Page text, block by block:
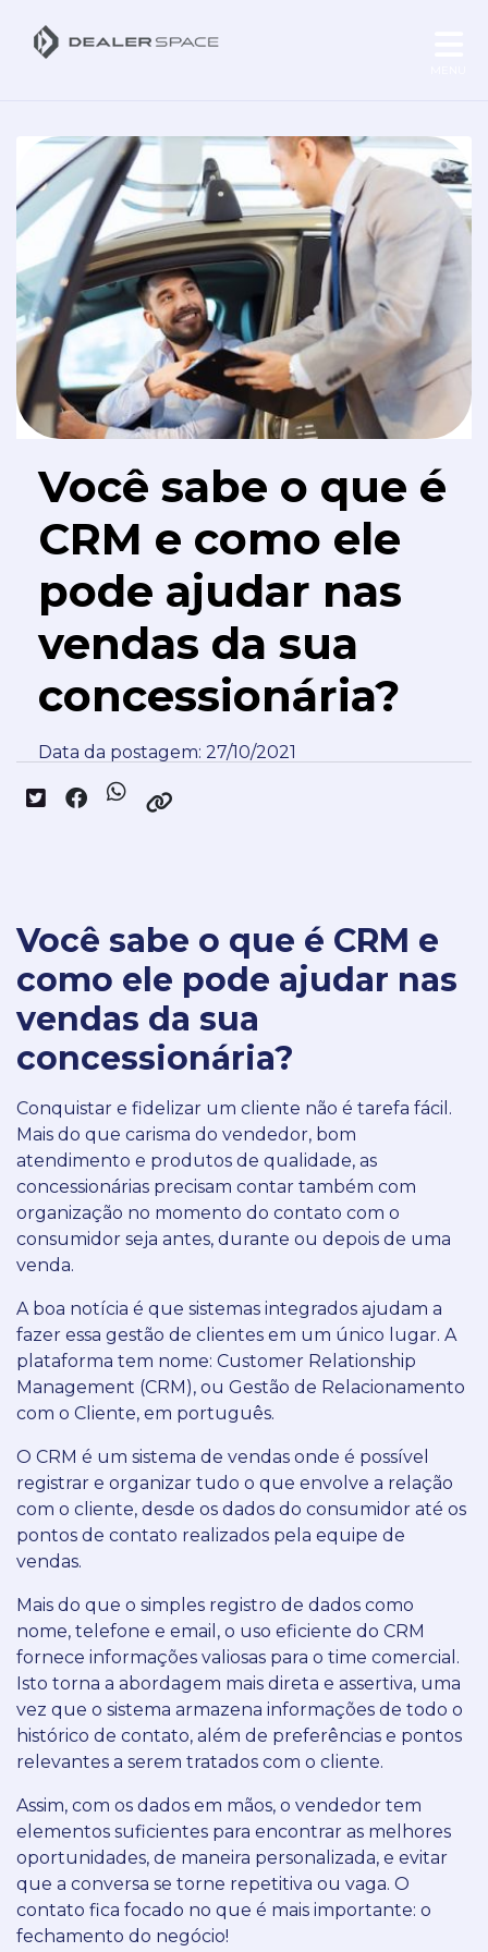
Você sabe o que é
CRM e como ele
pode ajudar nas
vendas da sua
concessionária?
Data da postagem: 27/10/2021
Você sabe o que é CRM e
como ele pode ajudar nas
vendas da sua
concessionária?
Conquistar e fidelizar um cliente não é tarefa fácil.
Mais do que carisma do vendedor, bom
atendimento e produtos de qualidade, as
concessionárias precisam contar também com
organização no momento do contato com o
consumidor seja antes, durante ou depois de uma
venda.
A boa notícia é que sistemas integrados ajudam a
fazer essa gestão de clientes em um único lugar. A
plataforma tem nome: Customer Relationship
Management (CRM), ou Gestão de Relacionamento
com o Cliente, em português.
O CRM é um sistema de vendas onde é possível
registrar e organizar tudo o que envolve a relação
com o cliente, desde os dados do consumidor até os
pontos de contato realizados pela equipe de
vendas.
Mais do que o simples registro de dados como
nome, telefone e email, o uso eficiente do CRM
fornece informações valiosas para o time comercial.
Isto torna a abordagem mais direta e assertiva, uma
vez que o sistema armazena informações de todo o
histórico de contato, além de preferências e pontos
relevantes a serem tratados com o cliente.
Assim, com os dados em mãos, o vendedor tem
elementos suficientes para encontrar as melhores
oportunidades, de maneira personalizada, e evitar
que a conversa se torne repetitiva ou vaga. O
contato fica focado no que é mais importante: o
fechamento do negócio!